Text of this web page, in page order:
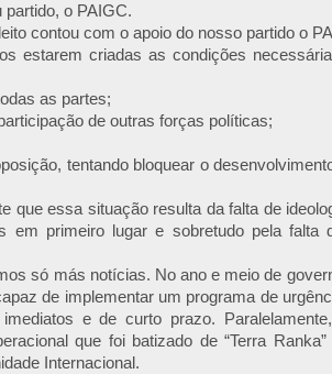
o PAIGC.
contou com o apoio do nosso partido o
estarem criadas as condições
as partes;
de outras forças políticas;
tentando bloquear o
que essa situação resulta da falta de
em primeiro lugar e sobretudo pela falta
só más notícias. No ano e meio de
de implementar um programa de
e de curto prazo.
que foi batizado de “Terra
Internacional.